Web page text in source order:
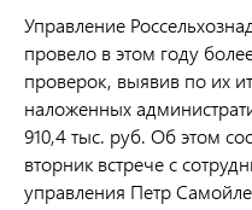
Управление
провело в этом году
проверок, выявив по их
наложенных
910,4 тыс. руб. Об этом
вторник встрече с
управления Петр